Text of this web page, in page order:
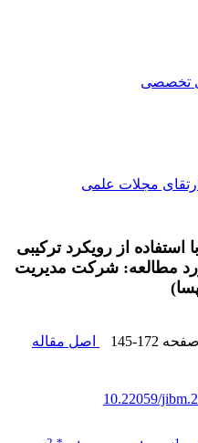
تخصصی
مجلات علمی
از رویکرد ترکیبی
مطالعه: شرکت مدیریت
صفحه 145-172
اصل مقاله
10.22059/